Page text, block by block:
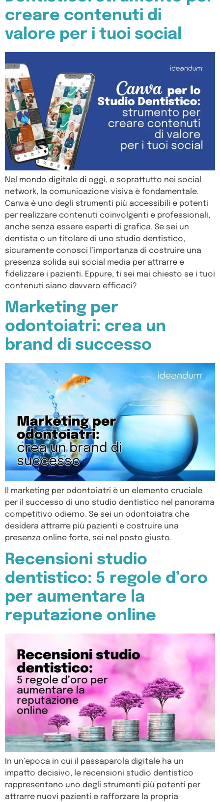
creare contenuti di
valore per i tuoi social
Nel mondo digitale di oggi, e soprattutto nei social
network, la comunicazione visiva è fondamentale.
Canva è uno degli strumenti più accessibili e potenti
per realizzare contenuti coinvolgenti e professionali,
anche senza essere esperti di grafica. Se sei un
dentista o un titolare di uno studio dentistico,
sicuramente conosci l’importanza di costruire una
presenza solida sui social media per attrarre e
fidelizzare i pazienti. Eppure, ti sei mai chiesto se i tuoi
contenuti siano davvero efficaci?
Marketing per
odontoiatri: crea un
brand di successo
Il marketing per odontoiatri è un elemento cruciale
per il successo di uno studio dentistico nel panorama
competitivo odierno. Se sei un odontoiatra che
desidera attrarre più pazienti e costruire una
presenza online forte, sei nel posto giusto.
Recensioni studio
dentistico: 5 regole d’oro
per aumentare la
reputazione online
In un’epoca in cui il passaparola digitale ha un
impatto decisivo, le recensioni studio dentistico
rappresentano uno degli strumenti più potenti per
attrarre nuovi pazienti e rafforzare la propria